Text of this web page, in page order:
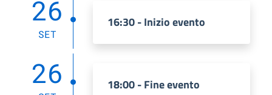
26
SET
16:30 - Inizio evento
26 18:00 - Fine evento